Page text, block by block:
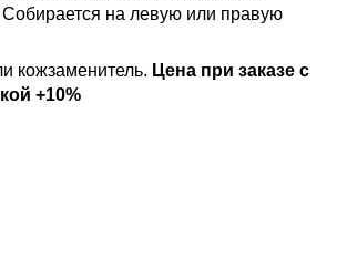
на левую или правую
кожзаменитель. Цена при заказе с
+10%